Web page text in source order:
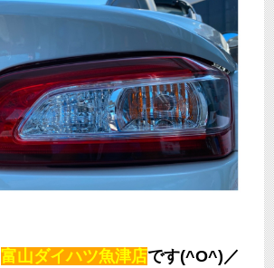
富山ダイハツ魚津店です(^O^)／